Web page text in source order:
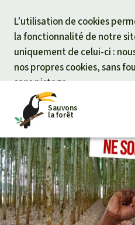
L’utilisation de cookies
la fonctionnalité de notre
uniquement de celui-ci :
nos propres cookies, sans
sans pistage.
Sauvons
la forêt
Pétitions
Projets
Votre
Don général